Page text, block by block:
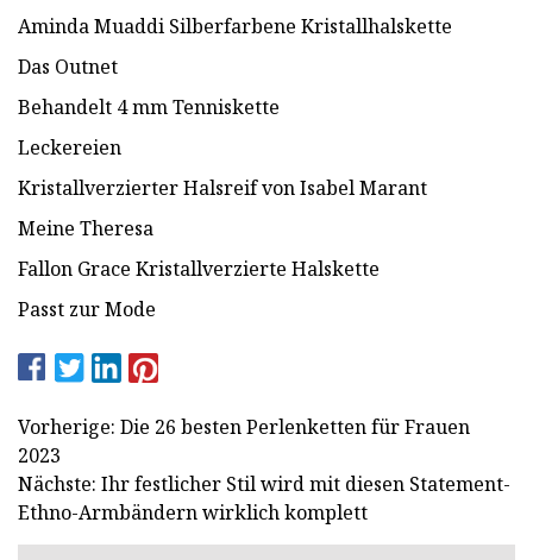
Aminda Muaddi Silberfarbene Kristallhalskette
Das Outnet
Behandelt 4 mm Tenniskette
Leckereien
Kristallverzierter Halsreif von Isabel Marant
Meine Theresa
Fallon Grace Kristallverzierte Halskette
Passt zur Mode
Vorherige: Die 26 besten Perlenketten für Frauen
2023
Nächste: Ihr festlicher Stil wird mit diesen Statement-
Ethno-Armbändern wirklich komplett